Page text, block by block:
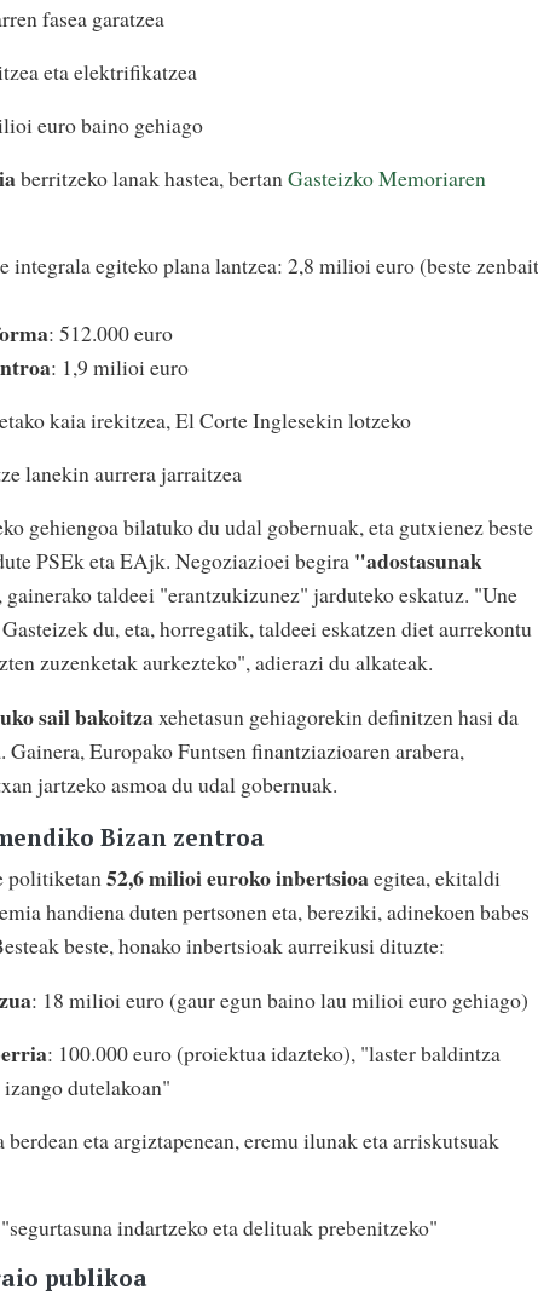
fasea garatzea
eta elektrifikatzea
euro baino gehiago
berritzeko lanak hastea, bertan Gasteizko Memoriaren
integrala egiteko plana lantzea: 2,8 milioi euro (beste zenbait
: 512.000 euro
: 1,9 milioi euro
kaia irekitzea, El Corte Inglesekin lotzeko
lanekin aurrera jarraitzea
gehiengoa bilatuko du udal gobernuak, eta gutxienez beste
PSEk eta EAjk. Negoziazioei begira "adostasunak
taldeei "erantzukizunez" jarduteko eskatuz. "Une
du, eta, horregatik, taldeei eskatzen diet aurrekontu
zuzenketak aurkezteko", adierazi du alkateak.
sail bakoitzaxehetasun gehiagorekin definitzen hasi da
Europako Funtsen finantziazioaren arabera,
jartzeko asmoa du udal gobernuak.
Bizan zentroa
politiketan52,6 milioi euroko inbertsioaegitea, ekitaldi
handiena duten pertsonen eta, bereziki, adinekoen babes
beste, honako inbertsioak aurreikusi dituzte:
: 18 milioi euro (gaur egun baino lau milioi euro gehiago)
: 100.000 euro (proiektua idazteko), "laster baldintza
dutelakoan"
berdean eta argiztapenean, eremu ilunak eta arriskutsuak
indartzeko eta delituak prebenitzeko"
publikoa